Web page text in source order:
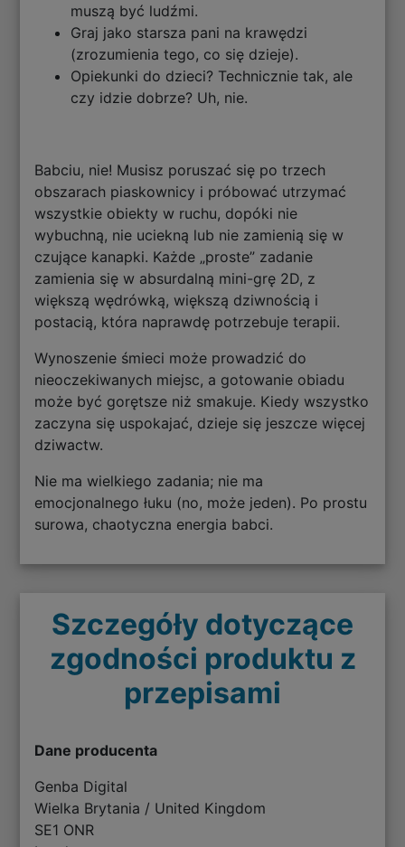
muszą być ludźmi.
Graj jako starsza pani na krawędzi
(zrozumienia tego, co się dzieje).
Opiekunki do dzieci? Technicznie tak, ale
czy idzie dobrze? Uh, nie.
Babciu, nie! Musisz poruszać się po trzech
obszarach piaskownicy i próbować utrzymać
wszystkie obiekty w ruchu, dopóki nie
wybuchną, nie uciekną lub nie zamienią się w
czujące kanapki. Każde „proste” zadanie
zamienia się w absurdalną mini-grę 2D, z
większą wędrówką, większą dziwnością i
postacią, która naprawdę potrzebuje terapii.
Wynoszenie śmieci może prowadzić do
nieoczekiwanych miejsc, a gotowanie obiadu
może być gorętsze niż smakuje. Kiedy wszystko
zaczyna się uspokajać, dzieje się jeszcze więcej
dziwactw.
Nie ma wielkiego zadania; nie ma
emocjonalnego łuku (no, może jeden). Po prostu
surowa, chaotyczna energia babci.
Szczegóły dotyczące
zgodności produktu z
przepisami
Dane producenta
Genba Digital
Wielka Brytania / United Kingdom
SE1 ONR